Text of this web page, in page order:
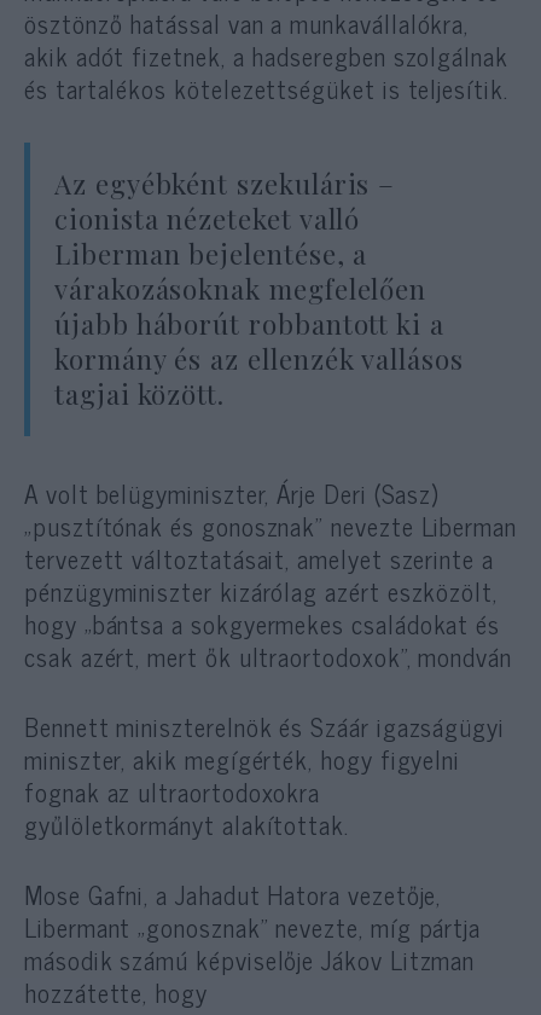
ösztönző hatással van a munkavállalókra,
akik adót fizetnek, a hadseregben szolgálnak
és tartalékos kötelezettségüket is teljesítik.
Az egyébként szekuláris –
cionista nézeteket valló
Liberman bejelentése, a
várakozásoknak megfelelően
újabb háborút robbantott ki a
kormány és az ellenzék vallásos
tagjai között.
A volt belügyminiszter, Árje Deri (Sasz)
„pusztítónak és gonosznak” nevezte Liberman
tervezett változtatásait, amelyet szerinte a
pénzügyminiszter kizárólag azért eszközölt,
hogy „bántsa a sokgyermekes családokat és
csak azért, mert ők ultraortodoxok”, mondván
Bennett miniszterelnök és Száár igazságügyi
miniszter, akik megígérték, hogy figyelni
fognak az ultraortodoxokra
gyűlöletkormányt alakítottak.
Mose Gafni, a Jahadut Hatora vezetője,
Libermant „gonosznak” nevezte, míg pártja
második számú képviselője Jákov Litzman
hozzátette, hogy